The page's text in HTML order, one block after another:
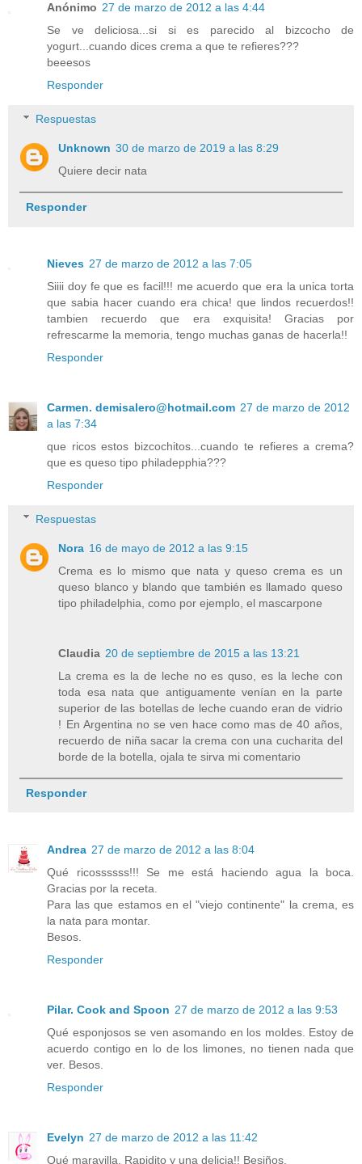
Anónimo 27 de marzo de 2012 a las 4:44
Se ve deliciosa...si si es parecido al bizcocho de
yogurt...cuando dices crema a que te refieres???
beeesos
Responder
Respuestas
Unknown 30 de marzo de 2019 a las 8:29
Quiere decir nata
Responder
Nieves 27 de marzo de 2012 a las 7:05
Siiii doy fe que es facil!!! me acuerdo que era la unica torta
que sabia hacer cuando era chica! que lindos recuerdos!!
tambien recuerdo que era exquisita! Gracias por
refrescarme la memoria, tengo muchas ganas de hacerla!!
Responder
Carmen. demisalero@hotmail.com 27 de marzo de 2012
a las 7:34
que ricos estos bizcochitos...cuando te refieres a crema?
que es queso tipo philadepphia???
Responder
Respuestas
Nora 16 de mayo de 2012 a las 9:15
Crema es lo mismo que nata y queso crema es un
queso blanco y blando que también es llamado queso
tipo philadelphia, como por ejemplo, el mascarpone
Claudia 20 de septiembre de 2015 a las 13:21
La crema es la de leche no es quso, es la leche con
toda esa nata que antiguamente venían en la parte
superior de las botellas de leche cuando eran de vidrio
! En Argentina no se ven hace como mas de 40 años,
recuerdo de niña sacar la crema con una cucharita del
borde de la botella, ojala te sirva mi comentario
Responder
Andrea 27 de marzo de 2012 a las 8:04
Qué ricossssss!!! Se me está haciendo agua la boca.
Gracias por la receta.
Para las que estamos en el "viejo continente" la crema, es
la nata para montar.
Besos.
Responder
Pilar. Cook and Spoon 27 de marzo de 2012 a las 9:53
Qué esponjosos se ven asomando en los moldes. Estoy de
acuerdo contigo en lo de los limones, no tienen nada que
ver. Besos.
Responder
Evelyn 27 de marzo de 2012 a las 11:42
Qué maravilla. Rapidito y una delicia!! Besiños.